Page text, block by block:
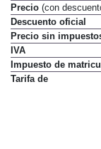
Precio (con
Descuento oficial
Precio sin
IVA
Impuesto de
Tarifa de